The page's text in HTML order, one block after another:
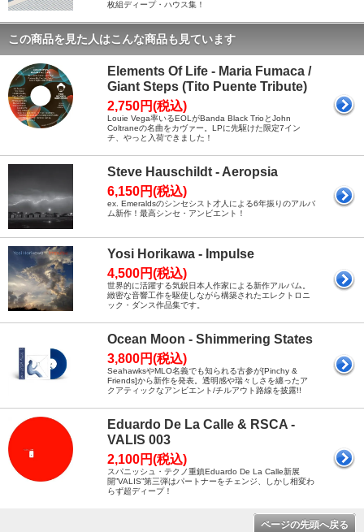
枚組ディープ・ハウス集！
この商品を見た人はこんな商品も見ています
Elements Of Life - Maria Fumaca /
Giant Steps (Tito Puente Tribute)
2,750円(税込)
Louie Vega率いるEOLがBanda Black TrioとJohn
Coltraneの名曲をカヴァー。LPに先駆けた限定7イン
チ、やっと入荷できました！
Steve Hauschildt - Aeropsia
6,150円(税込)
ex. Emeraldsのシンセシスト才人による6年振りのアルバ
ム新作！最高シンセ・アンビエント！
Yosi Horikawa - Impulse
4,500円(税込)
世界的に活躍する気鋭日本人作家による新作アルバム。
緻密な音響工作を駆使しながら構築されたエレクトロニ
ック・ダンス作品集です。
Ocean Moon - Shimmering States
3,800円(税込)
SeahawksやMLO名義でも知られる古参が[Pinchy &
Friends]から新作を発表。透明感や瑞々しさを纏ったア
クアティックなアンビエント/チルアウト路線を披露!!
Eduardo De La Calle & RSCA -
VALIS 003
2,100円(税込)
スパニッシュ・テクノ重鎮Eduardo De La Calle新展
開”VALIS”第三弾はパートナーをチェンジ、しかし相変わ
らず超ディープ！
ページの先頭へ戻る